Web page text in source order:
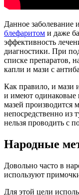
Данное заболевание
блефаритом и даже
эффективность
диагностики. При
списке препаратов,
капли и мази с
Как правило, и мази
и имеют одинаковые
мазей производится
непосредственно из
нельзя проводить с
Народные
Довольно часто в
используют
Для этой цели